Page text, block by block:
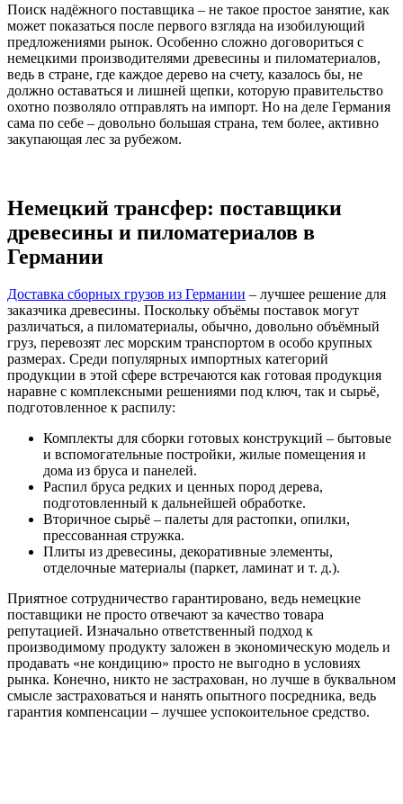
Поиск надёжного поставщика – не такое простое занятие, как
может показаться после первого взгляда на изобилующий
предложениями рынок. Особенно сложно договориться с
немецкими производителями древесины и пиломатериалов,
ведь в стране, где каждое дерево на счету, казалось бы, не
должно оставаться и лишней щепки, которую правительство
охотно позволяло отправлять на импорт. Но на деле Германия
сама по себе – довольно большая страна, тем более, активно
закупающая лес за рубежом.
Немецкий трансфер: поставщики
древесины и пиломатериалов в
Германии
Доставка сборных грузов из Германии – лучшее решение для
заказчика древесины. Поскольку объёмы поставок могут
различаться, а пиломатериалы, обычно, довольно объёмный
груз, перевозят лес морским транспортом в особо крупных
размерах. Среди популярных импортных категорий
продукции в этой сфере встречаются как готовая продукция
наравне с комплексными решениями под ключ, так и сырьё,
подготовленное к распилу:
Комплекты для сборки готовых конструкций – бытовые
и вспомогательные постройки, жилые помещения и
дома из бруса и панелей.
Распил бруса редких и ценных пород дерева,
подготовленный к дальнейшей обработке.
Вторичное сырьё – палеты для растопки, опилки,
прессованная стружка.
Плиты из древесины, декоративные элементы,
отделочные материалы (паркет, ламинат и т. д.).
Приятное сотрудничество гарантировано, ведь немецкие
поставщики не просто отвечают за качество товара
репутацией. Изначально ответственный подход к
производимому продукту заложен в экономическую модель и
продавать «не кондицию» просто не выгодно в условиях
рынка. Конечно, никто не застрахован, но лучше в буквальном
смысле застраховаться и нанять опытного посредника, ведь
гарантия компенсации – лучшее успокоительное средство.